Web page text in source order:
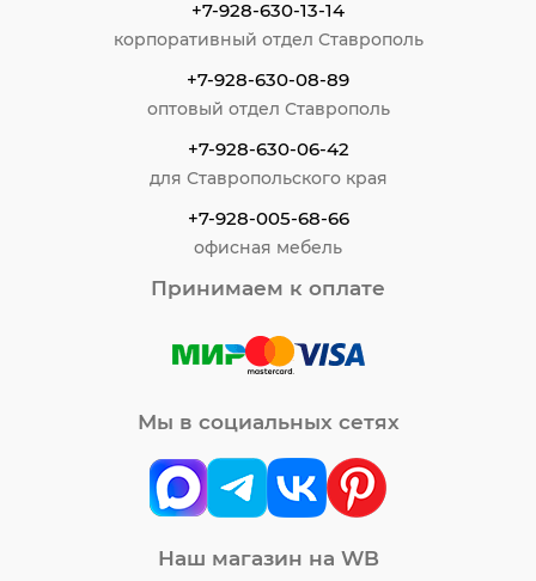
+7-928-630-13-14
корпоративный отдел Ставрополь
+7-928-630-08-89
оптовый отдел Ставрополь
+7-928-630-06-42
для Ставропольского края
+7-928-005-68-66
офисная мебель
Принимаем к оплате
Мы в социальных сетях
Наш магазин на WB